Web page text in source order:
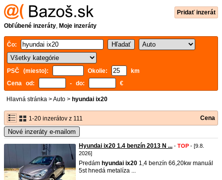
Pridať inzerát
Obľúbené inzeráty, Moje inzeráty
Čo:
PSČ (miesto): Okolie:
km
Cena od:
- do: €
Hlavná stránka >Auto > hyundai ix20
1-20 inzerátov z 111 Cena
Nové inzeráty e-mailom
Hyundai ix20 1.4 benzín 2013 N ... - TOP - [9.8.
2026]
Predám hyundai ix20 1,4 benzín 66,20kw manuál
5st hnedá metalíza ...